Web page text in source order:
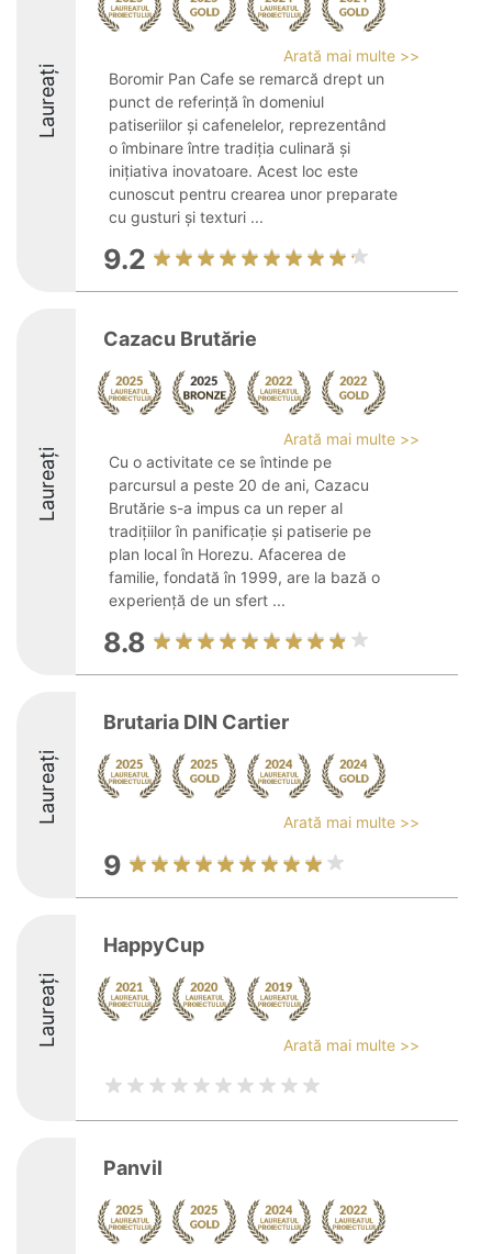
Laureați
Arată mai multe >>
Boromir Pan Cafe se remarcă drept un
punct de referință în domeniul
patiseriilor și cafenelelor, reprezentând
o îmbinare între tradiția culinară și
inițiativa inovatoare. Acest loc este
cunoscut pentru crearea unor preparate
cu gusturi și texturi ...
9.2
Laureați
Cazacu Brutărie
Arată mai multe >>
Cu o activitate ce se întinde pe
parcursul a peste 20 de ani, Cazacu
Brutărie s-a impus ca un reper al
tradițiilor în panificație și patiserie pe
plan local în Horezu. Afacerea de
familie, fondată în 1999, are la bază o
experiență de un sfert ...
8.8
Laureați
Brutaria DIN Cartier
Arată mai multe >>
9
Laureați
HappyCup
Arată mai multe >>
Panvil